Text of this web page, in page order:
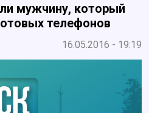
мужчину, который
телефонов
16.05.2016 - 19:19